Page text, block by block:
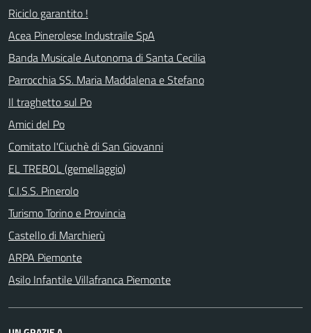
Riciclo garantito !
Acea Pinerolese Industraile SpA
Banda Musicale Autonoma di Santa Cecilia
Parrocchia SS. Maria Maddalena e Stefano
Il traghetto sul Po
Amici del Po
Comitato l'Ciuchè di San Giovanni
EL TREBOL (gemellaggio)
C.I.S.S. Pinerolo
Turismo Torino e Provincia
Castello di Marchierù
ARPA Piemonte
Asilo Infantile Villafranca Piemonte